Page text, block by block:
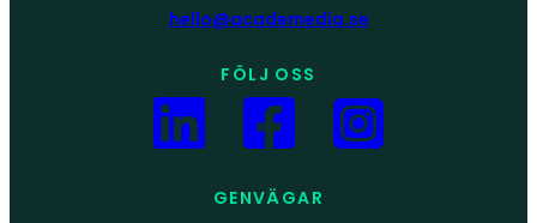
hello@academedia.se
FÖLJ OSS
GENVÄGAR